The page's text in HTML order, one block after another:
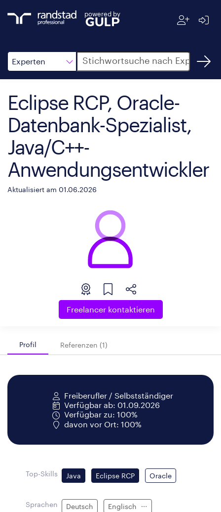
powered by
Experten
Suche
Eclipse RCP, Oracle-
Datenbank-Spezialist,
Java/C++-
Anwendungsentwickler
Aktualisiert am 01.06.2026
Freelancer kontaktieren
Profil Referenzen (1)
Freiberufler / Selbstständiger
Verfügbar ab: 01.09.2026
Verfügbar zu: 100%
davon vor Ort: 100%
Top-Skills Java Eclipse RCP Oracle
Sprachen Deutsch Englisch